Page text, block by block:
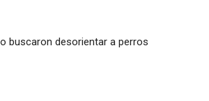
buscaron desorientar a perros